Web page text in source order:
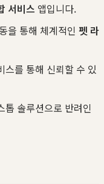
서비스 앱입니다.
을 통해 체계적인 펫 라
스를 통해 신뢰할 수 있
톱 솔루션으로 반려인